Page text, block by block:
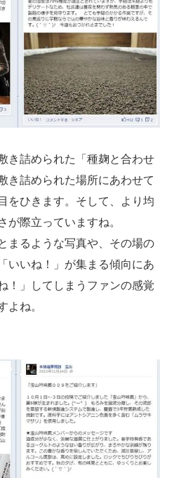
き詰められた「種麹と合わせ
き詰められた場所にあわせて
をひきます。そして、より均
が際立っていますね。
まるような写真や、その場の
いいね！」が集まる傾向にあ
！」してしまうファンの感覚
よね。